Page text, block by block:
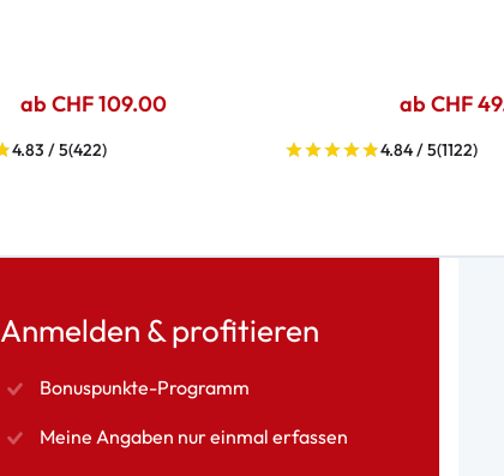
ab CHF 109.00
4.83 / 5(422)
ab CHF
4.84 / 5(1122)
Anmelden & profitieren
Bonuspunkte-Programm
Meine Angaben nur einmal erfassen